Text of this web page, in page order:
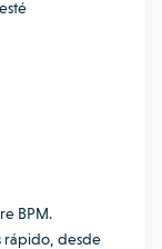
BPM.
rápido, desde